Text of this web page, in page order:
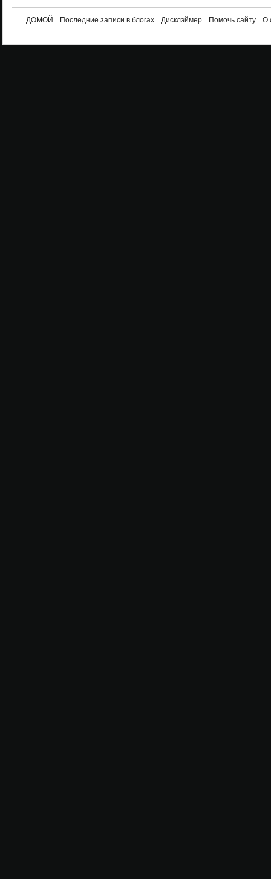
ДОМОЙ Последние записи в блогах Дисклэймер Помочь сайту О